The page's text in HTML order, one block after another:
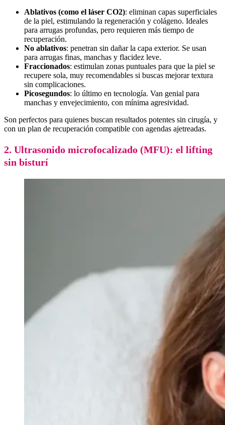
Ablativos (como el láser CO2): eliminan capas superficiales
de la piel, estimulando la regeneración y colágeno. Ideales
para arrugas profundas, pero requieren más tiempo de
recuperación.
No ablativos: penetran sin dañar la capa exterior. Se usan
para arrugas finas, manchas y flacidez leve.
Fraccionados: estimulan zonas puntuales para que la piel se
recupere sola, muy recomendables si buscas mejorar textura
sin complicaciones.
Picosegundos: lo último en tecnología. Van genial para
manchas y envejecimiento, con mínima agresividad.
Son perfectos para quienes buscan resultados potentes sin cirugía, y
con un plan de recuperación compatible con agendas ajetreadas.
2. Ultrasonido microfocalizado (MFU): el lifting
sin bisturí